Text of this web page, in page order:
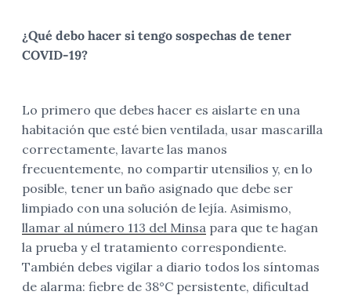
¿Qué debo hacer si tengo sospechas de tener
COVID-19?
Lo primero que debes hacer es aislarte en una
habitación que esté bien ventilada, usar mascarilla
correctamente, lavarte las manos
frecuentemente, no compartir utensilios y, en lo
posible, tener un baño asignado que debe ser
limpiado con una solución de lejía. Asimismo,
llamar al número 113 del Minsa para que te hagan
la prueba y el tratamiento correspondiente.
También debes vigilar a diario todos los síntomas
de alarma: fiebre de 38°C persistente, dificultad